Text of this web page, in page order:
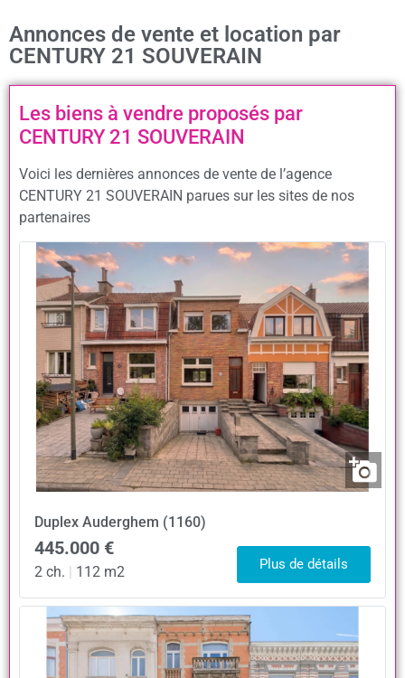
Annonces de vente et location par
CENTURY 21 SOUVERAIN
Les biens à vendre proposés par
CENTURY 21 SOUVERAIN
Voici les dernières annonces de vente de l’agence
CENTURY 21 SOUVERAIN parues sur les sites de nos
partenaires
Duplex Auderghem (1160)
445.000 €
2 ch. 112 m2 Plus de détails